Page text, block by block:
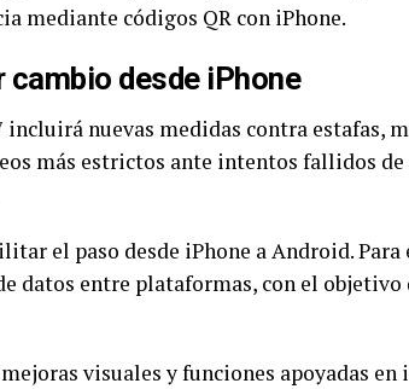
mediante códigos QR con iPhone.
cambio desde iPhone
nuevas medidas contra estafas,
más estrictos ante intentos fallidos de
el paso desde iPhone a Android. Para
datos entre plataformas, con el
visuales y funciones apoyadas